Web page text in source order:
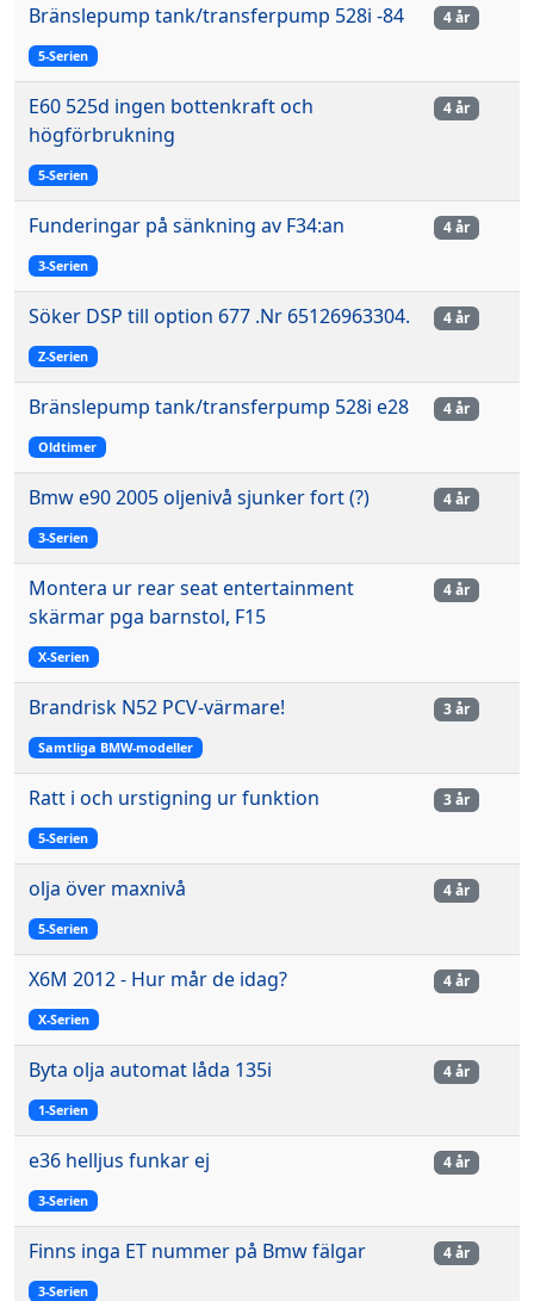
Bränslepump tank/transferpump 528i -84
5-Serien
4 år
E60 525d ingen bottenkraft och
högförbrukning
5-Serien
4 år
Funderingar på sänkning av F34:an
3-Serien
4 år
Söker DSP till option 677 .Nr 65126963304.
Z-Serien
4 år
Bränslepump tank/transferpump 528i e28
Oldtimer
4 år
Bmw e90 2005 oljenivå sjunker fort (?)
3-Serien
4 år
Montera ur rear seat entertainment
skärmar pga barnstol, F15
X-Serien
4 år
Brandrisk N52 PCV-värmare!
Samtliga BMW-modeller
3 år
Ratt i och urstigning ur funktion
5-Serien
3 år
olja över maxnivå
5-Serien
4 år
X6M 2012 - Hur mår de idag?
X-Serien
4 år
Byta olja automat låda 135i
1-Serien
4 år
e36 helljus funkar ej
3-Serien
4 år
Finns inga ET nummer på Bmw fälgar
3-Serien
4 år